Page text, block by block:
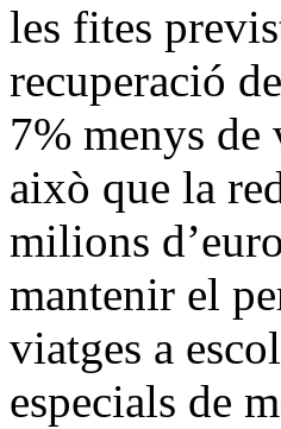
les fites
recuperació
7% menys de
això que la
milions
mantenir el
viatges a
especials de